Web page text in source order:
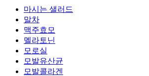
마시는 샐러드
말차
맥주효모
멜라토닌
모로실
모발유산균
모발콜라겐